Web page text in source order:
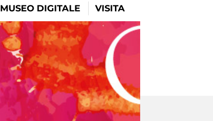
MUSEO DIGITALE VISITA